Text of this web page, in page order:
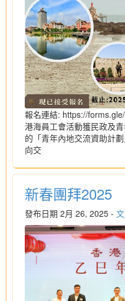
報名連結: https://
港海員工會活動獲民政及
的「青年內地交流資助計
向交
新春團拜2025
發布日期 2月 26, 2025 -